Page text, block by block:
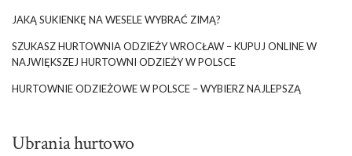
zestawów, jak i eleganckich, codziennych stylizacji. Dodatkowym
atutem legginsów jest ich trwałość oraz łatwość w pielęgnacji.
Bawełna jest materiałem, który pozwala …
JAKĄ SUKIENKĘ NA WESELE WYBRAĆ ZIMĄ?
SZUKASZ HURTOWNIA ODZIEŻY WROCŁAW – KUPUJ ONLINE W
NAJWIĘKSZEJ HURTOWNI ODZIEŻY W POLSCE
HURTOWNIE ODZIEŻOWE W POLSCE – WYBIERZ NAJLEPSZĄ
Ubrania hurtowo